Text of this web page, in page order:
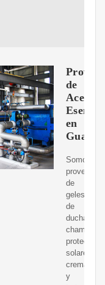
de
Aceites
en
Somos
de
geles
de
ducha,
champús,
protectores
solares,
cremas
y